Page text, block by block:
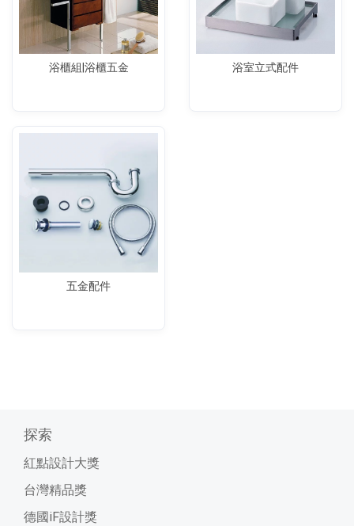
浴櫃組|浴櫃五金 浴室立式配件
五金配件
探索
紅點設計大獎
台灣精品獎
德國iF設計獎